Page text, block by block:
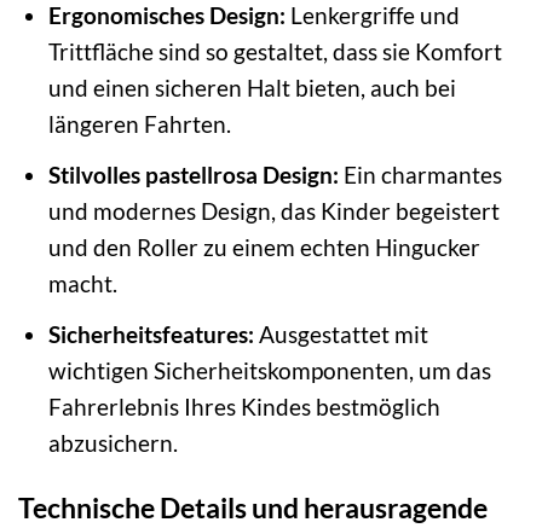
Ergonomisches Design: Lenkergriffe und
Trittfläche sind so gestaltet, dass sie Komfort
und einen sicheren Halt bieten, auch bei
längeren Fahrten.
Stilvolles pastellrosa Design: Ein charmantes
und modernes Design, das Kinder begeistert
und den Roller zu einem echten Hingucker
macht.
Sicherheitsfeatures: Ausgestattet mit
wichtigen Sicherheitskomponenten, um das
Fahrerlebnis Ihres Kindes bestmöglich
abzusichern.
Technische Details und herausragende